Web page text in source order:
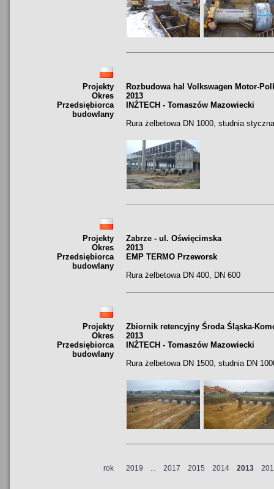
Projekty
Rozbudowa hal Volkswagen Motor-
Okres
2013
Przedsiębiorca
budowlany
INŻTECH - Tomaszów Mazowiecki
Rura żelbetowa DN 1000, studnia
Projekty
Zabrze - ul. Oświęcimska
Okres
2013
Przedsiębiorca
budowlany
EMP TERMO Przeworsk
Rura żelbetowa DN 400, DN 600
Projekty
Zbiornik retencyjny Środa Śląska-
Okres
2013
Przedsiębiorca
budowlany
INŻTECH - Tomaszów Mazowiecki
Rura żelbetowa DN 1500, studnia DN
rok 2019 ... 2017 2015 2014 2013